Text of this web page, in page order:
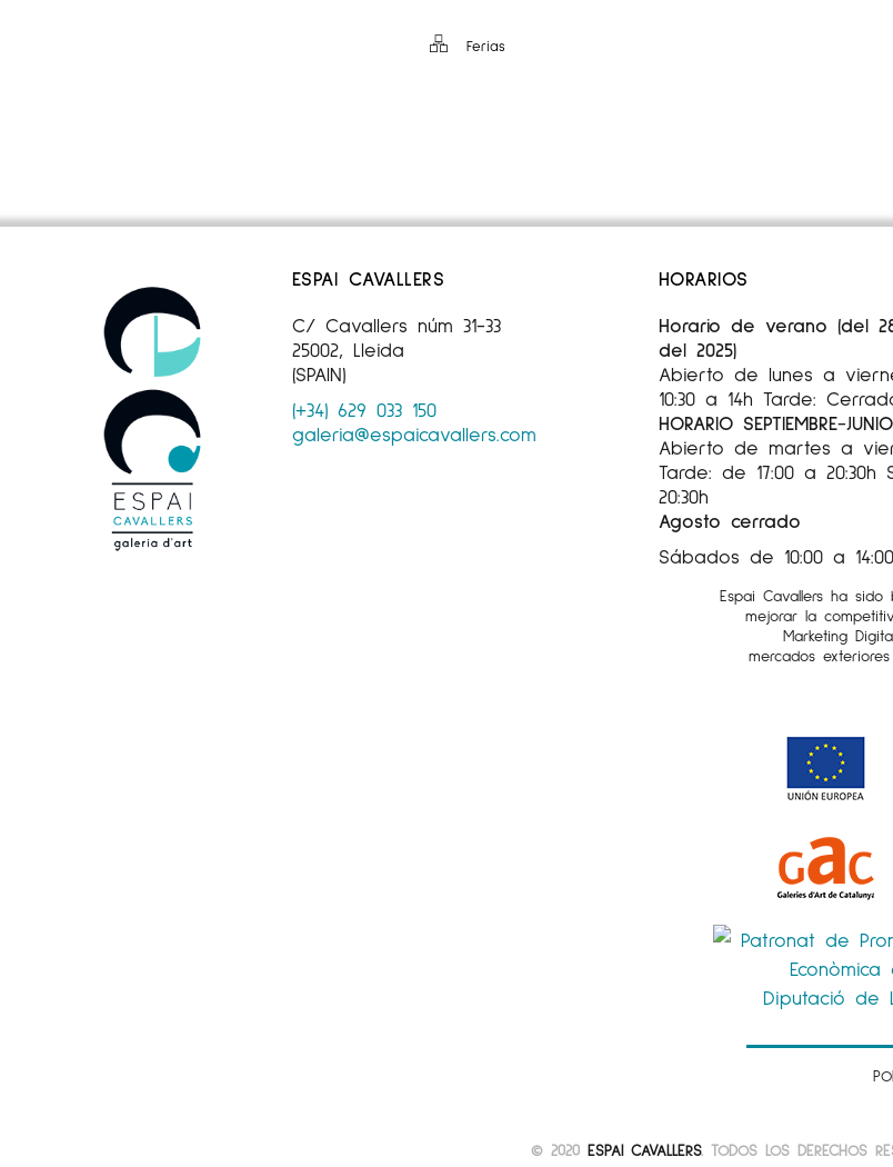
Ferias
ESPAI CAVALLERS
C/ Cavallers núm 31-33
25002, Lleida
(SPAIN)
(+34) 629 033 150
galeria@espaicavallers.com
HORARIOS
Horario de verano (del
del 2025)
Abierto de lunes a
10:30 a 14h Tarde:
HORARIO SEPTIEMBRE-JUNIO
Abierto de martes a
Tarde: de 17:00 a 20:30h
20:30h
Agosto cerrado
Sábados de 10:00 a
Espai Cavallers ha sido
mejorar la
Marketing
mercados
© 2020 ESPAI CAVALLERS. TODOS LOS DERECHOS